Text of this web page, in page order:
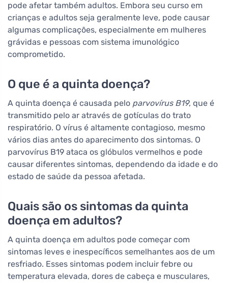
pode afetar também adultos. Embora seu curso em
crianças e adultos seja geralmente leve, pode causar
algumas complicações, especialmente em mulheres
grávidas e pessoas com sistema imunológico
comprometido.
O que é a quinta doença?
A quinta doença é causada pelo parvovírus B19, que é
transmitido pelo ar através de gotículas do trato
respiratório. O vírus é altamente contagioso, mesmo
vários dias antes do aparecimento dos sintomas. O
parvovírus B19 ataca os glóbulos vermelhos e pode
causar diferentes sintomas, dependendo da idade e do
estado de saúde da pessoa afetada.
Quais são os sintomas da quinta
doença em adultos?
A quinta doença em adultos pode começar com
sintomas leves e inespecíficos semelhantes aos de um
resfriado. Esses sintomas podem incluir febre ou
temperatura elevada, dores de cabeça e musculares,